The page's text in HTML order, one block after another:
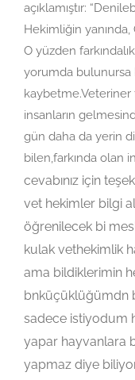
açıklamıştır:
Hekimliğin yanında,
O yüzden
yorumda bulunursa
kaybetme.Veteriner
insanların
gün daha da yerin
bilen,farkında olan
cevabınız için
vet hekimler bilgi
öğrenilecek bi
kulak vethekimlik
ama bildiklerimin
bnküçüklüğümdn
sadece istiyodum
yapar hayvanlara
yapmaz diye